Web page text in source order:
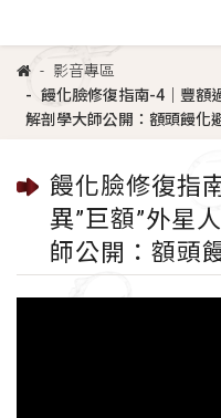
影音專區
饅化臉修復指南-4｜豐額
解剖學大師公開：額頭饅化
饅化臉修復指
異”巨額”外星
師公開：額頭